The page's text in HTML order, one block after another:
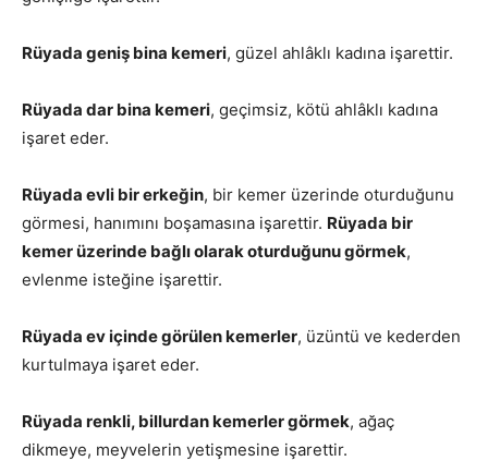
Rüyada geniş bina kemeri, güzel ahlâklı kadına işarettir.
Rüyada dar bina kemeri, geçimsiz, kötü ahlâklı kadına
işaret eder.
Rüyada evli bir erkeğin, bir kemer üzerinde oturduğunu
görmesi, hanımını boşamasına işarettir. Rüyada bir
kemer üzerinde bağlı olarak oturduğunu görmek,
evlenme isteğine işarettir.
Rüyada ev içinde görülen kemerler, üzüntü ve kederden
kurtulmaya işaret eder.
Rüyada renkli, billurdan kemerler görmek, ağaç
dikmeye, meyvelerin yetişmesine işarettir.